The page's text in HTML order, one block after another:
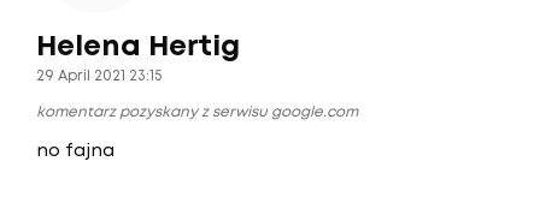
Helena Hertig
29 April 2021 23:15
komentarz pozyskany z serwisu google.com
no fajna